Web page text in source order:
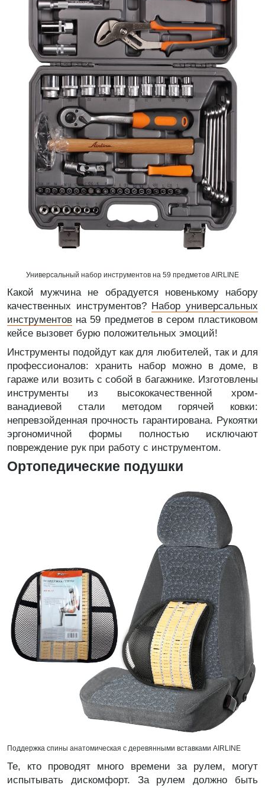
Универсальный набор инструментов на 59 предметов AIRLINE
Какой мужчина не обрадуется новенькому набору
качественных инструментов? Набор универсальных
инструментов на 59 предметов в сером пластиковом
кейсе вызовет бурю положительных эмоций!
Инструменты подойдут как для любителей, так и для
профессионалов: хранить набор можно в доме, в
гараже или возить с собой в багажнике. Изготовлены
инструменты из высококачественной хром-
ванадиевой стали методом горячей ковки:
непревзойденная прочность гарантирована. Рукоятки
эргономичной формы полностью исключают
повреждение рук при работу с инструментом.
Ортопедические подушки
Поддержка спины анатомическая с деревянными вставками AIRLINE
Те, кто проводят много времени за рулем, могут
испытывать дискомфорт. За рулем должно быть